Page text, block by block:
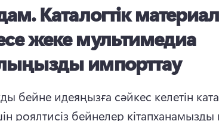
Каталогтік
жеке мультимедиа
импорттау
бейне идеяңызға сәйкес келетін